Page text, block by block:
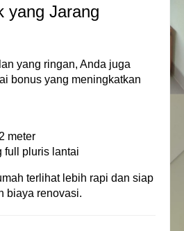
yang Jarang
yang ringan, Anda juga
bonus yang meningkatkan
meter
full pluris lantai
terlihat lebih rapi dan siap
biaya renovasi.